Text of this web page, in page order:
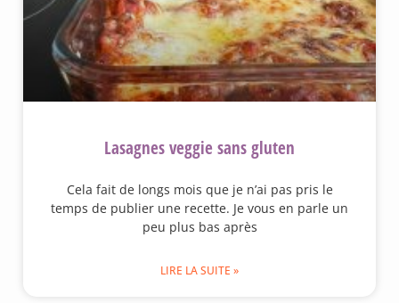
Lasagnes veggie sans gluten
Cela fait de longs mois que je n’ai pas pris le
temps de publier une recette. Je vous en parle un
peu plus bas après
LIRE LA SUITE »